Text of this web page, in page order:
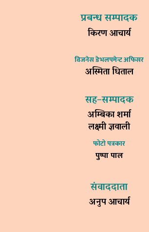
प्रबन्ध सम्पादक
किरण आचार्य
विजनेस डेभलपमेन्ट अफिसर
अस्मिता धिताल
सह–सम्पादक
अम्बिका शर्मा
लक्ष्मी ज्ञवाली
फोटो पत्रकार
पुष्पा पाल
संवाददाता
अनुप आचार्य